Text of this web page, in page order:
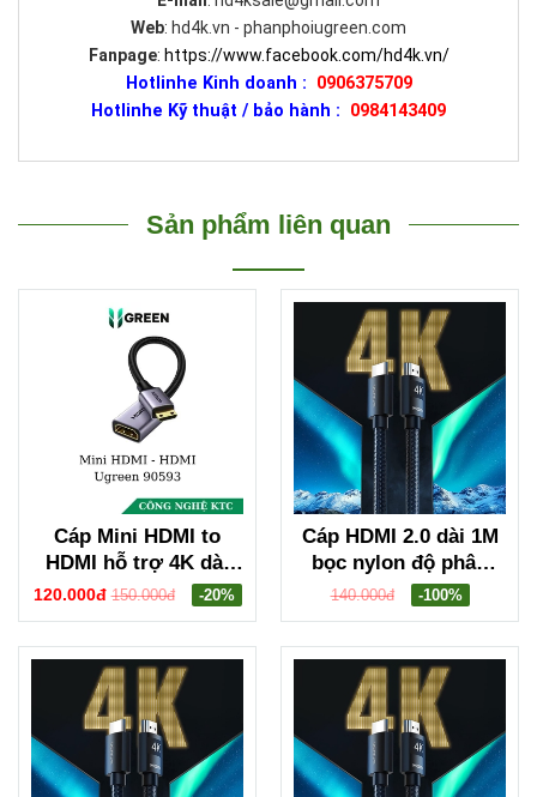
Web: hd4k.vn - phanphoiugreen.com
Fanpage: https://www.facebook.com/hd4k.vn/
Hotlinhe Kinh doanh : 0906375709
Hotlinhe Kỹ thuật / bảo hành : 0984143409
Sản phẩm liên quan
Cáp Mini HDMI to
HDMI hỗ trợ 4K dài
15cm Ugreen 90593
120.000đ 150.000đ -20%
Cáp HDMI 2.0 dài 1M
bọc nylon độ phân
giải 4K@60Hz Ugreen
30999
140.000đ -100%